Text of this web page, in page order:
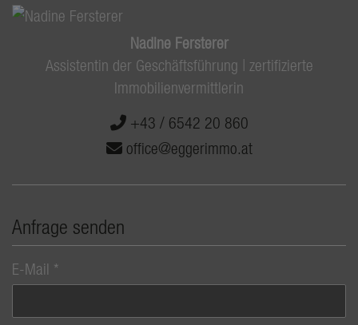
Nadine Fersterer
Assistentin der Geschäftsführung | zertifizierte
Immobilienvermittlerin
+43 / 6542 20 860
office@eggerimmo.at
Anfrage senden
E-Mail